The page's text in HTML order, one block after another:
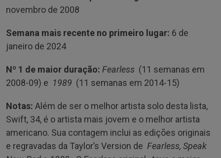
novembro de 2008
Semana mais recente no primeiro lugar: 6 de
janeiro de 2024
Nº 1 de maior duração: Fearless (11 semanas em
2008-09) e 1989 (11 semanas em 2014-15)
Notas: Além de ser o melhor artista solo desta lista,
Swift, 34, é o artista mais jovem e o melhor artista
americano. Sua contagem inclui as edições originais
e regravadas da Taylor’s Version de Fearless, Speak